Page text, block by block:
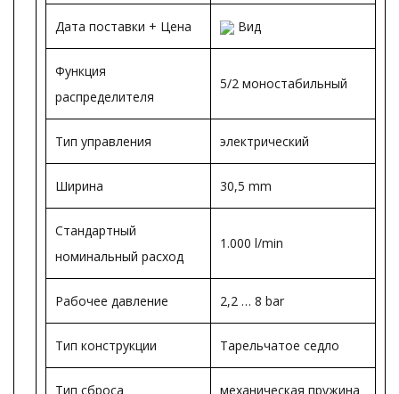
Дата поставки + Цена Вид
Функция
распределителя
5/2 моностабильный
Тип управления электрический
Ширина 30,5 mm
Стандартный
номинальный расход
1.000 l/min
Рабочее давление 2,2 … 8 bar
Тип конструкции Тарельчатое седло
Тип сброса механическая пружина